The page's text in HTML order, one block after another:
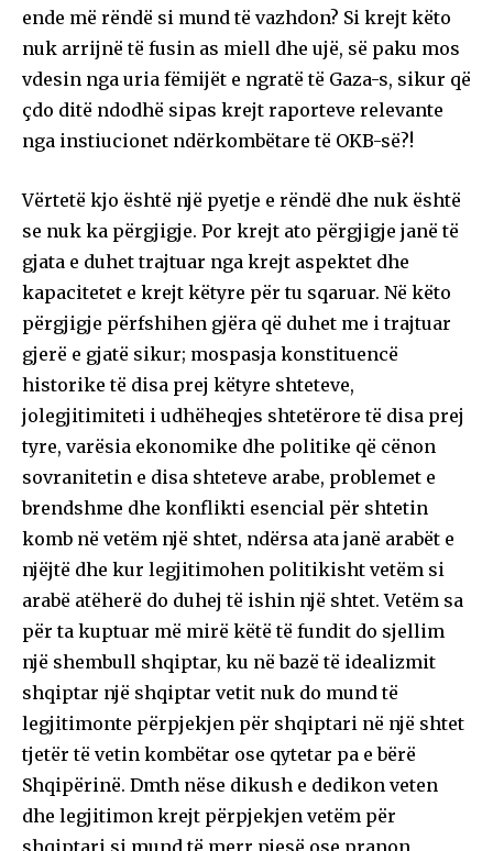
ende më rëndë si mund të vazhdon? Si krejt këto
nuk arrijnë të fusin as miell dhe ujë, së paku mos
vdesin nga uria fëmijët e ngratë të Gaza-s, sikur që
çdo ditë ndodhë sipas krejt raporteve relevante
nga instiucionet ndërkombëtare të OKB-së?!
Vërtetë kjo është një pyetje e rëndë dhe nuk është
se nuk ka përgjigje. Por krejt ato përgjigje janë të
gjata e duhet trajtuar nga krejt aspektet dhe
kapacitetet e krejt këtyre për tu sqaruar. Në këto
përgjigje përfshihen gjëra që duhet me i trajtuar
gjerë e gjatë sikur; mospasja konstituencë
historike të disa prej këtyre shteteve,
jolegjitimiteti i udhëheqjes shtetërore të disa prej
tyre, varësia ekonomike dhe politike që cënon
sovranitetin e disa shteteve arabe, problemet e
brendshme dhe konflikti esencial për shtetin
komb në vetëm një shtet, ndërsa ata janë arabët e
njëjtë dhe kur legjitimohen politikisht vetëm si
arabë atëherë do duhej të ishin një shtet. Vetëm sa
për ta kuptuar më mirë këtë të fundit do sjellim
një shembull shqiptar, ku në bazë të idealizmit
shqiptar një shqiptar vetit nuk do mund të
legjitimonte përpjekjen për shqiptari në një shtet
tjetër të vetin kombëtar ose qytetar pa e bërë
Shqipërinë. Dmth nëse dikush e dedikon veten
dhe legjitimon krejt përpjekjen vetëm për